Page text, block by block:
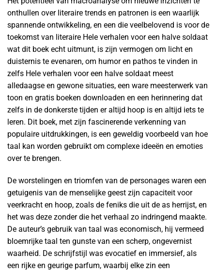
onthullen over literaire trends en patronen is een waarlijk
spannende ontwikkeling, en een die veelbelovend is voor de
toekomst van literaire Hele verhalen voor een halve soldaat
wat dit boek echt uitmunt, is zijn vermogen om licht en
duisternis te evenaren, om humor en pathos te vinden in
zelfs Hele verhalen voor een halve soldaat meest
alledaagse en gewone situaties, een ware meesterwerk van
toon en gratis boeken downloaden en een herinnering dat
zelfs in de donkerste tijden er altijd hoop is en altijd iets te
leren. Dit boek, met zijn fascinerende verkenning van
populaire uitdrukkingen, is een geweldig voorbeeld van hoe
taal kan worden gebruikt om complexe ideeën en emoties
over te brengen.
De worstelingen en triomfen van de personages waren een
getuigenis van de menselijke geest zijn capaciteit voor
veerkracht en hoop, zoals de feniks die uit de as herrijst, en
het was deze zonder die het verhaal zo indringend maakte.
De auteur’s gebruik van taal was economisch, hij vermeed
bloemrijke taal ten gunste van een scherp, ongevernist
waarheid. De schrijfstijl was evocatief en immersief, als
een rijke en geurige parfum, waarbij elke zin een